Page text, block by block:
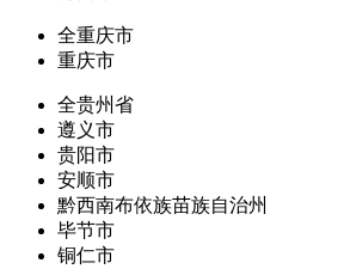
全重庆市
重庆市
全贵州省
遵义市
贵阳市
安顺市
黔西南布依族苗族自治州
毕节市
铜仁市